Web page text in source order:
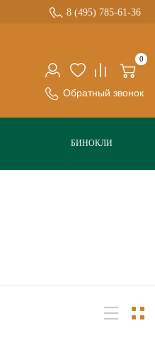
0
Обратный звонок
8 (495) 785-61-36
БИНОКЛИ